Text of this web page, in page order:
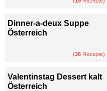
Dinner-a-deux Suppe
Österreich
(36 Rezepte)
Valentinstag Dessert kalt
Österreich